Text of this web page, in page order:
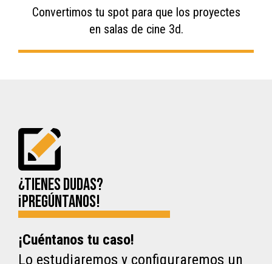
Convertimos tu spot para que los proyectes
en salas de cine 3d.
¿Tienes dudas?
¡Pregúntanos!
¡Cuéntanos tu caso!
Lo estudiaremos y configuraremos un